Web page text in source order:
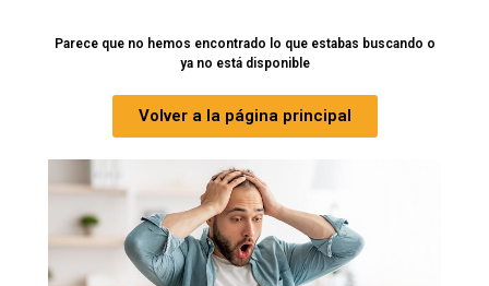
EXTERIOR

BRICOLAJE
